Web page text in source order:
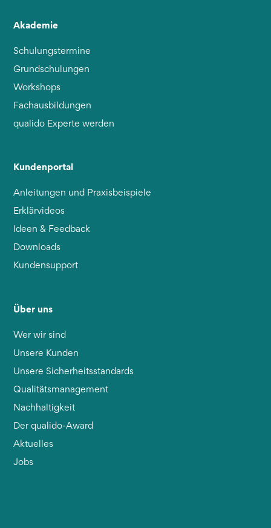
Akademie
Schulungstermine
Grundschulungen
Workshops
Fachausbildungen
qualido Experte werden
Kundenportal
Anleitungen und Praxisbeispiele
Erklärvideos
Ideen & Feedback
Downloads
Kundensupport
Über uns
Wer wir sind
Unsere Kunden
Unsere Sicherheitsstandards
Qualitätsmanagement
Nachhaltigkeit
Der qualido-Award
Aktuelles
Jobs